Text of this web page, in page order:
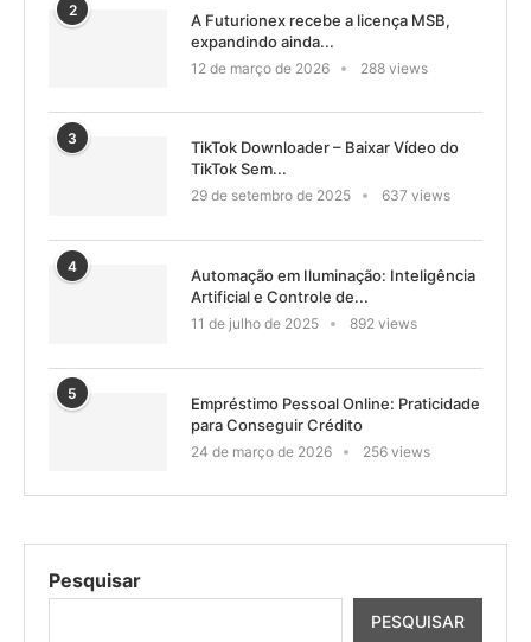
2
A Futurionex recebe a licença MSB,
expandindo ainda...
12 de março de 2026 288 views
3
TikTok Downloader – Baixar Vídeo do
TikTok Sem...
29 de setembro de 2025 637 views
4
Automação em Iluminação: Inteligência
Artificial e Controle de...
11 de julho de 2025 892 views
5
Empréstimo Pessoal Online: Praticidade
para Conseguir Crédito
24 de março de 2026 256 views
Pesquisar
PESQUISAR